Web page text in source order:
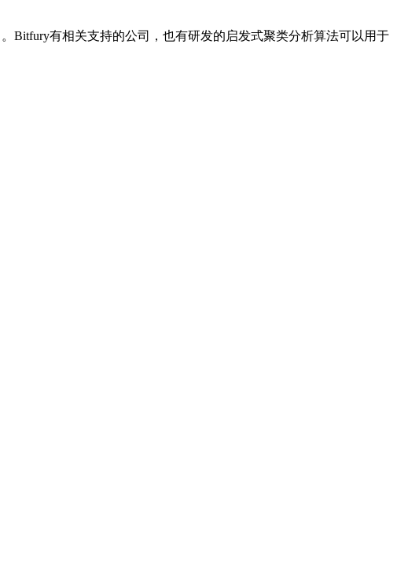
有相关支持的公司，也有研发的启发式聚类分析算法可以用于